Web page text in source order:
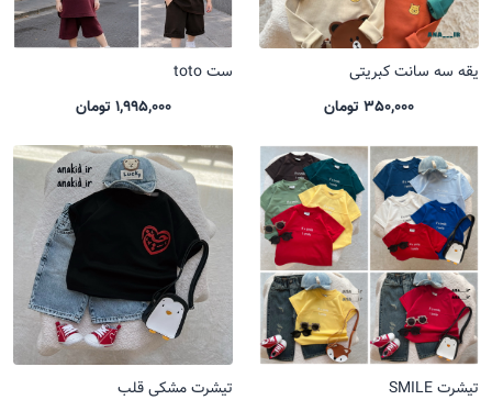
یقه سه سانت کبریتی
350,000 تومان
ست toto
1,995,000 تومان
تیشرت SMILE
تیشرت مشکی قلب